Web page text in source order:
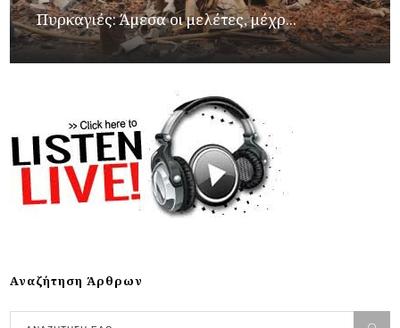
Πυρκαγιές: Άμεσα οι μελέτες, μέχρ...
Αναζήτηση Άρθρων